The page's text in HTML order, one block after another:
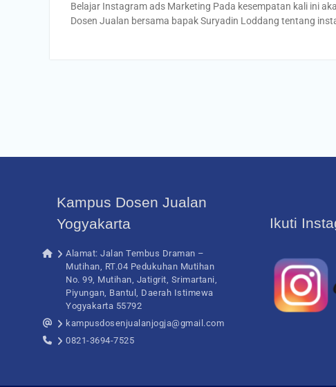
Belajar Instagram ads Marketing Pada kesempatan kali ini
Dosen Jualan bersama bapak Suryadin Loddang tentang
Kampus Dosen Jualan
Yogyakarta
Alamat: Jalan Tembus Draman –
Mutihan, RT.04 Pedukuhan Mutihan
No. 99, Mutihan, Jatigrit, Srimartani,
Piyungan, Bantul, Daerah Istimewa
Yogyakarta 55792
kampusdosenjualanjogja@gmail.com
0821-3694-7525
Ikuti